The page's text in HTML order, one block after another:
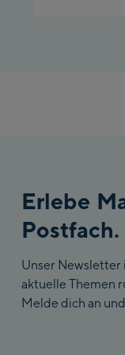
Erlebe
Postfach.
Unser
aktuelle Themen
Melde dich an